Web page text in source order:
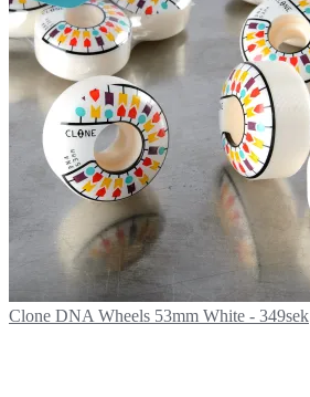
Clone DNA Wheels 53mm White - 349sek